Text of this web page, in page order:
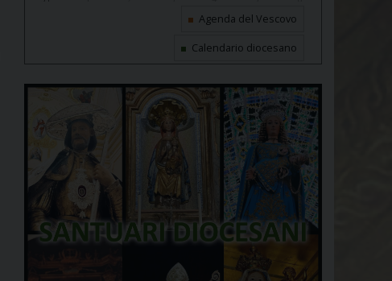
Agenda del Vescovo
Calendario diocesano